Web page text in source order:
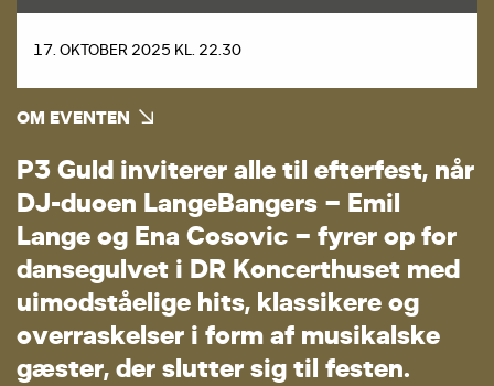
17. OKTOBER 2025 KL. 22.30
OM EVENTEN
P3 Guld inviterer alle til efterfest, når
DJ-duoen LangeBangers – Emil
Lange og Ena Cosovic – fyrer op for
dansegulvet i DR Koncerthuset med
uimodståelige hits, klassikere og
overraskelser i form af musikalske
gæster, der slutter sig til festen.